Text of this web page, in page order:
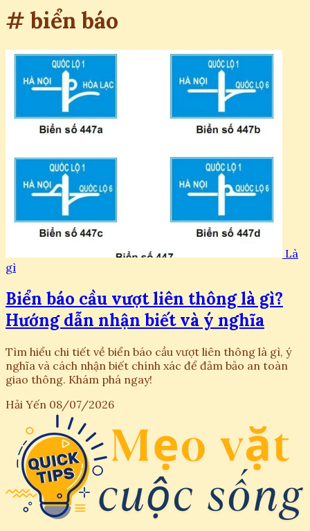
# biển báo
Là
gì
Biển báo cầu vượt liên thông là gì?
Hướng dẫn nhận biết và ý nghĩa
Tìm hiểu chi tiết về biển báo cầu vượt liên thông là gì, ý
nghĩa và cách nhận biết chính xác để đảm bảo an toàn
giao thông. Khám phá ngay!
Hải Yến 08/07/2026